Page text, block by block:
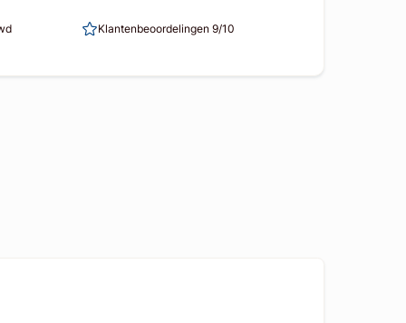
Klantenbeoordelingen 9/10